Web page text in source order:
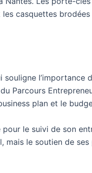
casquettes
l’importance
Parcours
plan et le
pour le suivi de son
mais le soutien de